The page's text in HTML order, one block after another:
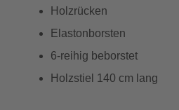
Holzrücken
Elastonborsten
6-reihig beborstet
Holzstiel 140 cm lang